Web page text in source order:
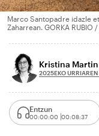
Marco Santopadre idazle
Zaharrean. GORKA RUBIO /
Kristina Martin
2025EKO
Entzun
00:00:00 00:08:37